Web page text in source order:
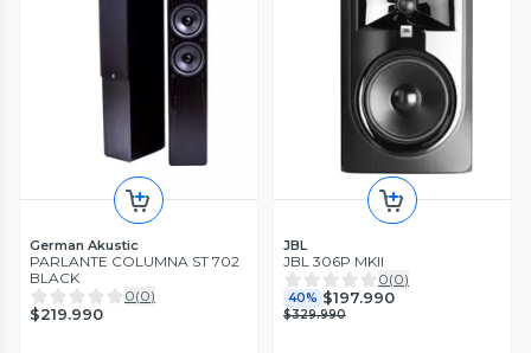
German Akustic
PARLANTE COLUMNA ST 702
BLACK
0(0)
$219.990
JBL
JBL 306P MKII
0(0)
40% $197.990
$329.990